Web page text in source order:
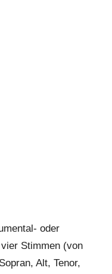
oder
Stimmen (von
Alt, Tenor,